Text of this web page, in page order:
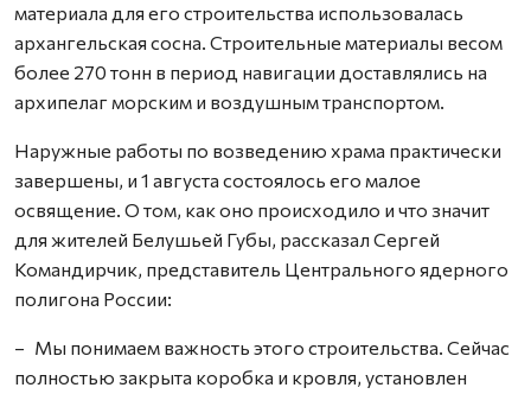
материала для его строительства использовалась
архангельская сосна. Строительные материалы весом
более 270 тонн в период навигации доставлялись на
архипелаг морским и воздушным транспортом.
Наружные работы по возведению храма практически
завершены, и 1 августа состоялось его малое
освящение. О том, как оно происходило и что значит
для жителей Белушьей Губы, рассказал Сергей
Командирчик, представитель Центрального ядерного
полигона России:
– Мы понимаем важность этого строительства. Сейчас
полностью закрыта коробка и кровля, установлен